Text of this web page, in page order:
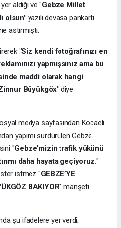
yer aldığı ve "Gebze Millet
olsun"yazılı devasa pankartı
astırmıştı.
"Siz kendi fotoğrafınızı en
yapmışsınız ama bu
maddi olarak hangi
Büyükgöx" diye
medya sayfasından Kocaeli
yapımı sürdürülen Gebze
"Gebze’mizin trafik yükünü
daha hayata geçiyoruz."
istmez "GEBZE’YE
BAKIYOR" manşeti
şu ifadelere yer verdi;